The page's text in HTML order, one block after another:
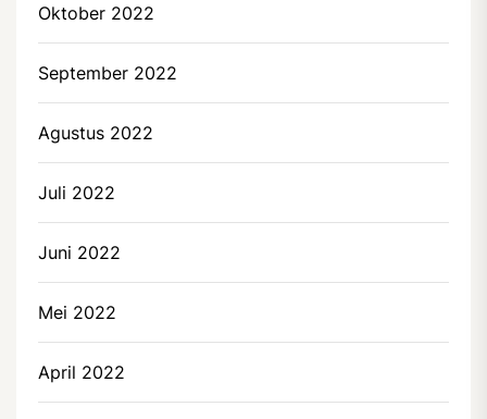
Oktober 2022
September 2022
Agustus 2022
Juli 2022
Juni 2022
Mei 2022
April 2022